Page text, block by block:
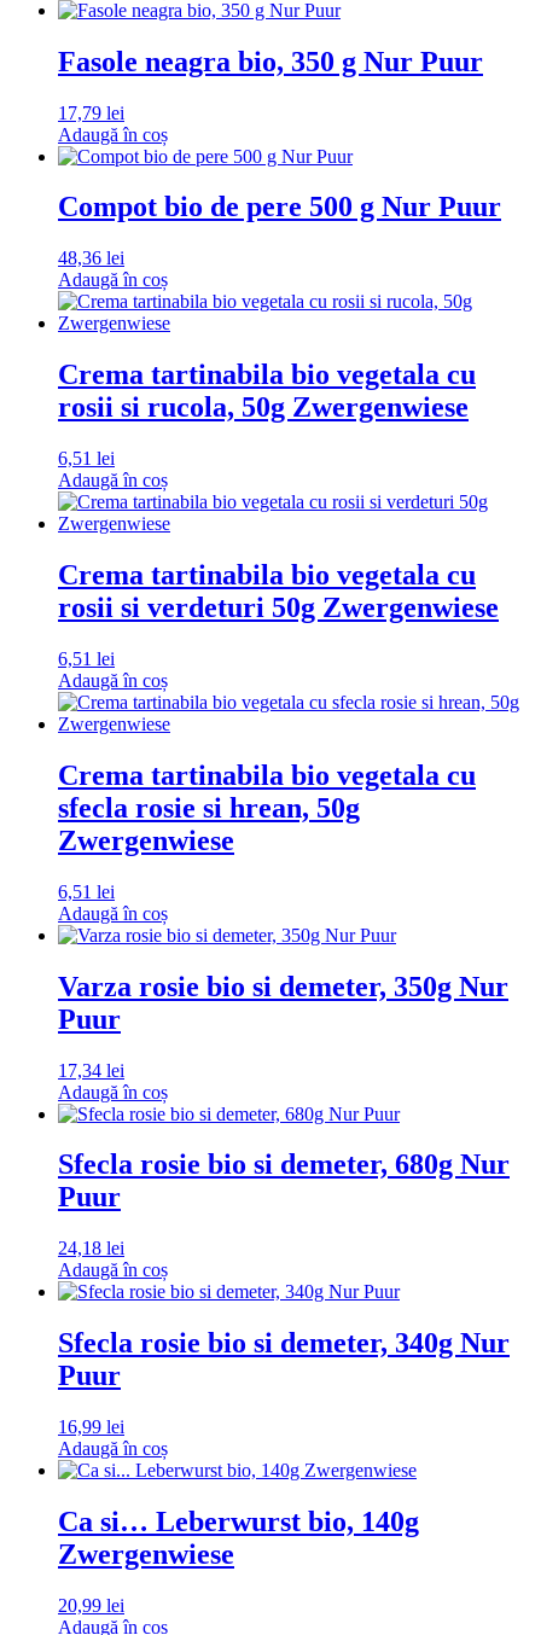
Fasole neagra bio, 350 g Nur Puur
17,79 lei
Adaugă în coș
Compot bio de pere 500 g Nur Puur
48,36 lei
Adaugă în coș
Crema tartinabila bio vegetala cu
rosii si rucola, 50g Zwergenwiese
6,51 lei
Adaugă în coș
Crema tartinabila bio vegetala cu
rosii si verdeturi 50g Zwergenwiese
6,51 lei
Adaugă în coș
Crema tartinabila bio vegetala cu
sfecla rosie si hrean, 50g
Zwergenwiese
6,51 lei
Adaugă în coș
Varza rosie bio si demeter, 350g Nur
Puur
17,34 lei
Adaugă în coș
Sfecla rosie bio si demeter, 680g Nur
Puur
24,18 lei
Adaugă în coș
Sfecla rosie bio si demeter, 340g Nur
Puur
16,99 lei
Adaugă în coș
Ca si… Leberwurst bio, 140g
Zwergenwiese
20,99 lei
Adaugă în coș